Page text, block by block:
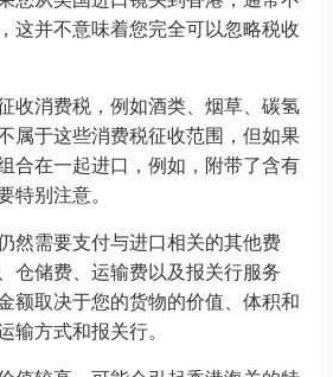
这并不意味着您完全可以忽略税收
收消费税，例如酒类、烟草、碳氢
属于这些消费税征收范围，但如果
合在一起进口，例如，附带了含有
特别注意。
然需要支付与进口相关的其他费
仓储费、运输费以及报关行服务
额取决于您的货物的价值、体积和
输方式和报关行。